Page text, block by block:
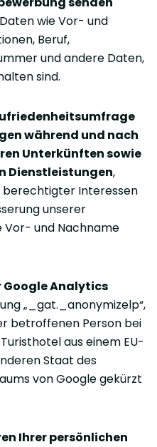
wie Vor- und
Beruf,
und andere Daten,
sind.
während und nach
Unterkünften sowie
Dienstleistungen,
berechtigter Interessen
unserer
Vor- und Nachname
Google Analytics
„_gat._anonymizelp“,
betroffenen Person bei
aus einem EU-
Staat des
von Google gekürzt
Ihrer persönlichen